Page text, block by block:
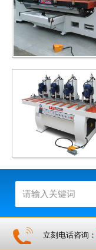
立刻电话咨询：